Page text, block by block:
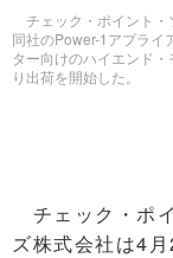
チェック・ポイント・
同社のPower-1アプライ
ター向けのハイエンド
り出荷を開始した。
チェック・ポ
ズ株式会社は4